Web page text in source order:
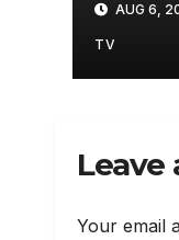
स्पीति में
3 जिलों में
AUG 6,
TV
Leave
Your email